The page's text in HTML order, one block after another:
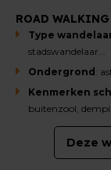
ROAD WALKING
Type
stadswandelaar...
Ondergrond :
Kenmerken
buitenzool,
Deze